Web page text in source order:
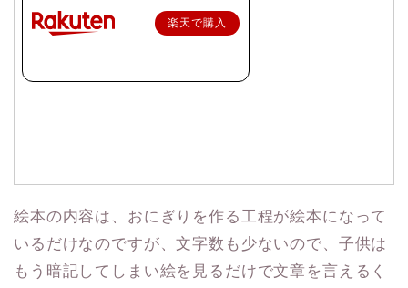
楽天で購入
絵本の内容は、おにぎりを作る工程が絵本になって
いるだけなのですが、文字数も少ないので、子供は
もう暗記してしまい絵を見るだけで文章を言えるく